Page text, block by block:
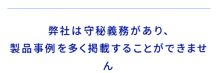
弊社は守秘義務があり、
製品事例を多く掲載することができませ
ん